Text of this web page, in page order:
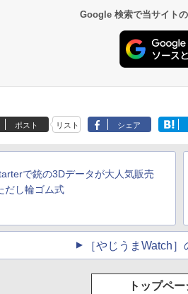
Google 検索で当サイト
ポスト リスト シェア
で銃の3Dデータが大人気販売
だし輪ゴム式
［やじうまWatch
トップペ